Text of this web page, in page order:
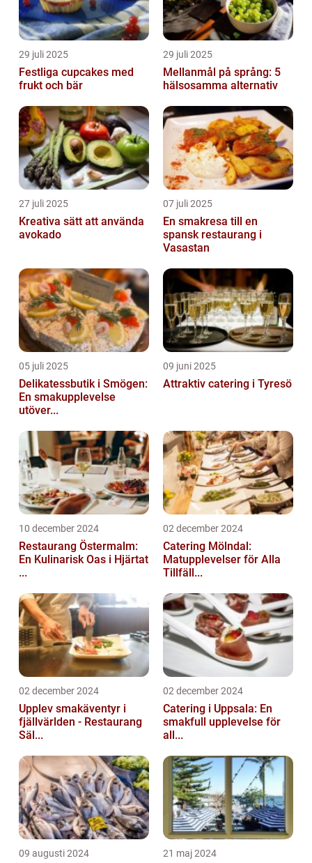
29 juli 2025
Festliga cupcakes med
frukt och bär
29 juli 2025
Mellanmål på språng: 5
hälsosamma alternativ
27 juli 2025
Kreativa sätt att använda
avokado
07 juli 2025
En smakresa till en
spansk restaurang i
Vasastan
05 juli 2025
Delikatessbutik i Smögen:
En smakupplevelse
utöver...
09 juni 2025
Attraktiv catering i Tyresö
10 december 2024
Restaurang Östermalm:
En Kulinarisk Oas i Hjärtat
...
02 december 2024
Catering Mölndal:
Matupplevelser för Alla
Tillfäll...
02 december 2024
Upplev smakäventyr i
fjällvärlden - Restaurang
Säl...
02 december 2024
Catering i Uppsala: En
smakfull upplevelse för
all...
09 augusti 2024 21 maj 2024